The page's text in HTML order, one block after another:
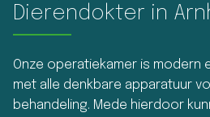
Dierendokter in
Onze operatiekamer is modern
met alle denkbare apparatuur
behandeling. Mede hierdoor